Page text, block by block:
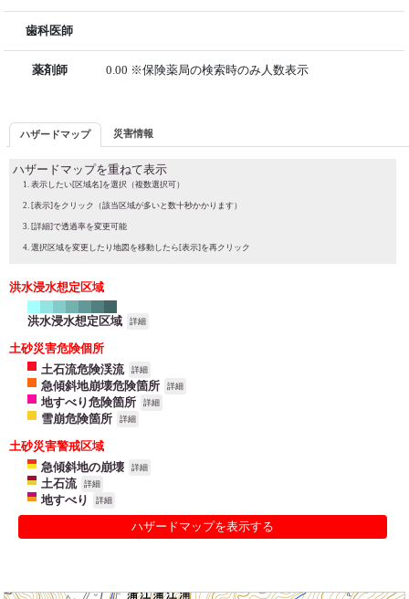
歯科医師
薬剤師 0.00 ※保険薬局の検索時のみ人数表示
ハザードマップ 災害情報
ハザードマップを重ねて表示
表示したい[区域名]を選択（複数選択可）
[表示]をクリック（該当区域が多いと数十秒かかります）
[詳細]で透過率を変更可能
選択区域を変更したり地図を移動したら[表示]を再クリック
洪水浸水想定区域
洪水浸水想定区域 詳細
土砂災害危険個所
土石流危険渓流
詳細
急傾斜地崩壊危険箇所 詳細
地すべり危険箇所 詳細
雪崩危険箇所 詳細
土砂災害警戒区域
急傾斜地の崩壊
詳細
土石流 詳細
地すべり 詳細
ハザードマップを表示する